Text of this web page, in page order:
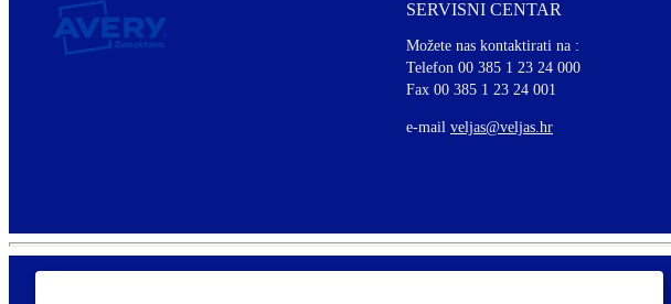
SERVISNI CENTAR
Možete nas kontaktirati na :
Telefon 00 385 1 23 24 000
Fax 00 385 1 23 24 001
e-mail veljas@veljas.hr